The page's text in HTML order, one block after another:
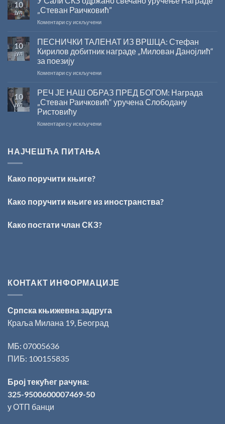
2026.
ГОДИНУ
СНИЖЕЊЕ
10
јул
„Стеван Раичковић”
Коментари су искљученина
Сали
СКЗ
одржано
уручење
„Стеван
Раичковић”
10
јул
ПЕСНИЧКИ ТАЛЕНАТ ИЗ ВРШЦА: Стефан
Кирилов добитник награде „Милован Данојлић“
за поезију
Коментари су искљученина
ТАЛЕНАТ
ИЗ
ВРШЦА:
Кирилов
10
јул
РЕЧ ЈЕ НАШ ОБРАЗ ПРЕД БОГОМ: Награда
„Стеван Раичковић“ уручена Слободану
Ристовићу
Коментари су искљученина
Раичковић“
Ристовићу
НАЈЧЕШЋА ПИТАЊА
Како поручити књиге?
Како поручити књиге из иностранства?
Како постати члан СКЗ?
КОНТАКТ ИНФОРМАЦИЈЕ
Српска књижевна задруга
Краља Милана 19, Београд
МБ: 07005636
ПИБ: 100155835
Број текућег рачуна:
325-9500600007469-50
у ОТП банци